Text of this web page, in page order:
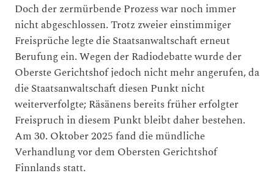
Doch der zermürbende Prozess war noch immer
nicht abgeschlossen. Trotz zweier einstimmiger
Freisprüche legte die Staatsanwaltschaft erneut
Berufung ein. Wegen der Radiodebatte wurde der
Oberste Gerichtshof jedoch nicht mehr angerufen, da
die Staatsanwaltschaft diesen Punkt nicht
weiterverfolgte; Räsänens bereits früher erfolgter
Freispruch in diesem Punkt bleibt daher bestehen.
Am 30. Oktober 2025 fand die mündliche
Verhandlung vor dem Obersten Gerichtshof
Finnlands statt.